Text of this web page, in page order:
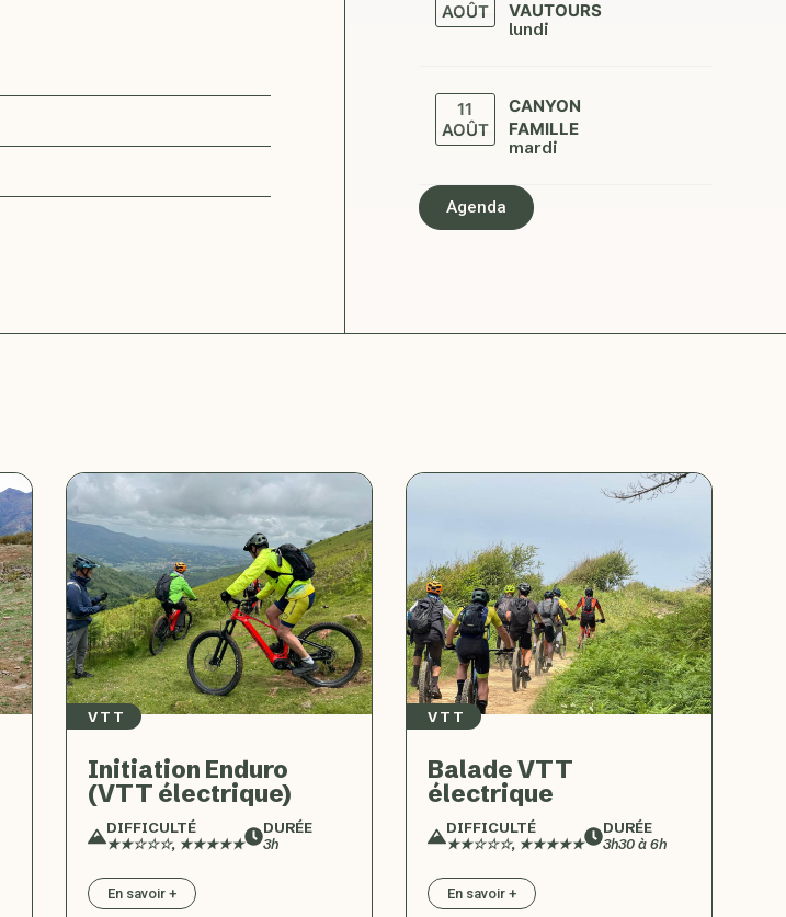
AOÛT
VAUTOURS
lundi
11
AOÛT
CANYON
FAMILLE
mardi
Agenda
VTT
Initiation Enduro
(VTT électrique)
DIFFICULTÉ
★★☆☆☆, ★★★★★
DURÉE
3h
En savoir +
VTT
Balade VTT
électrique
DIFFICULTÉ
★★☆☆☆, ★★★★★
DURÉE
3h30 à 6h
En savoir +